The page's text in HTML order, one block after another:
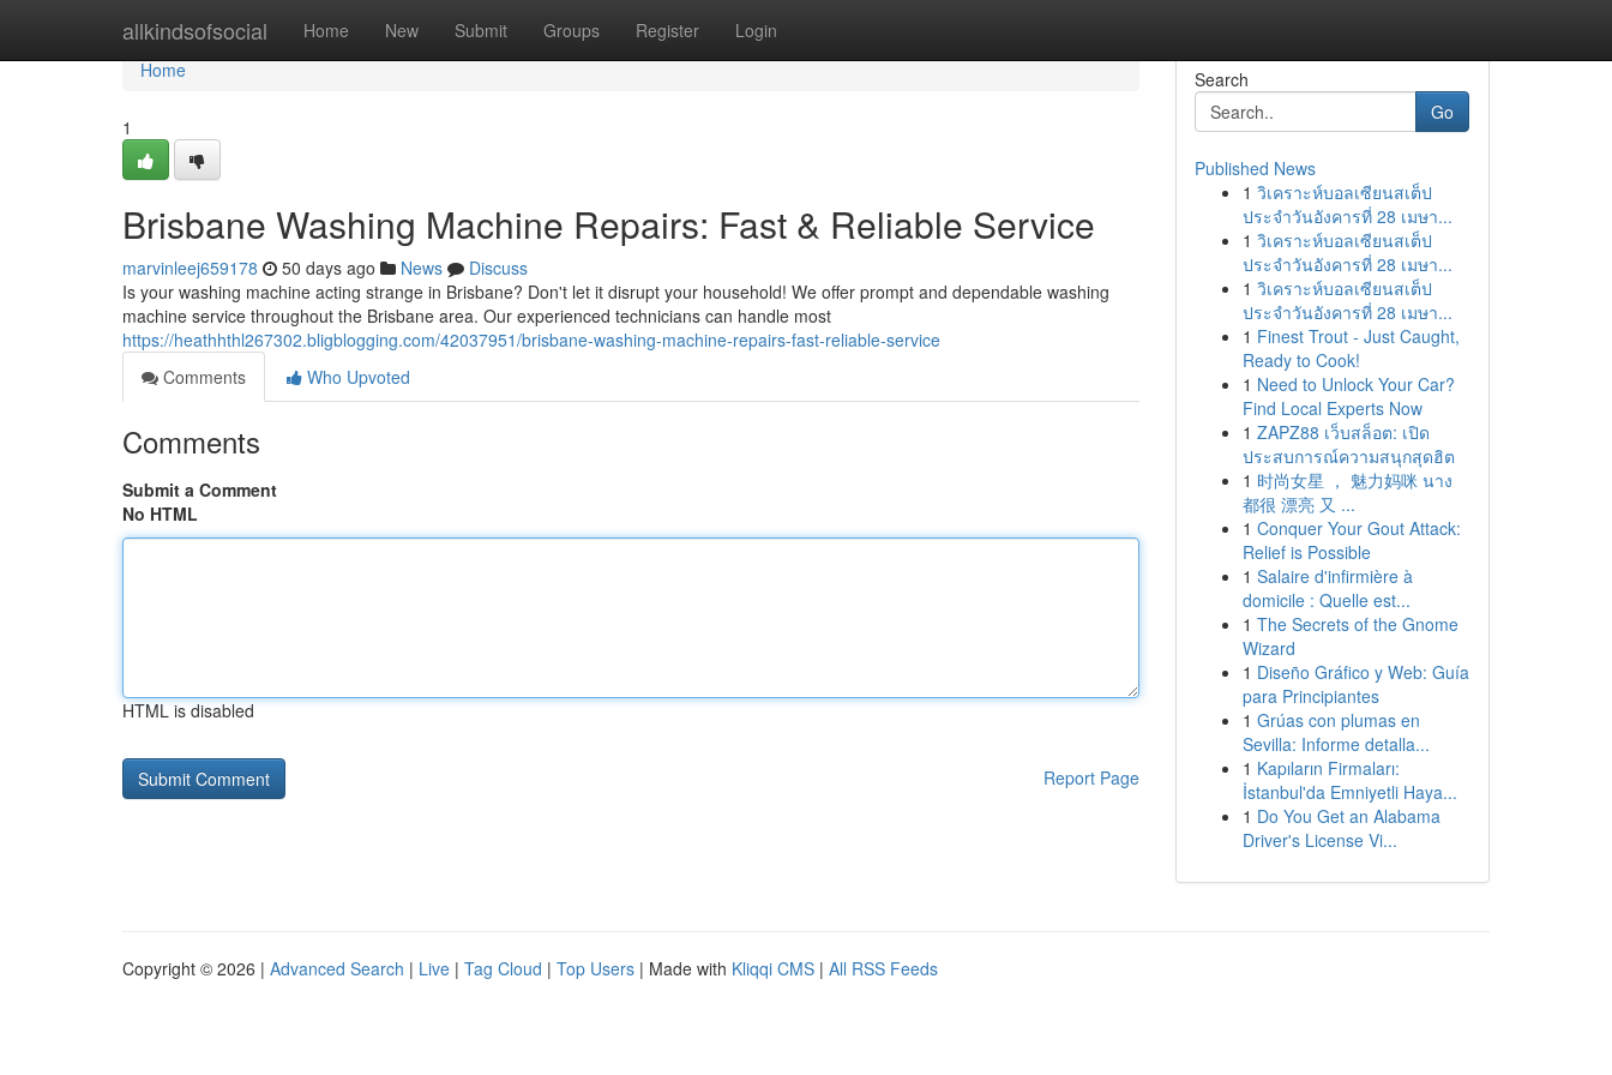
allkindsofsocial Home New Submit Groups Register Login
Home
Home
1
Brisbane Washing Machine Repairs: Fast & Reliable Service
marvinleej659178 50 days ago News
Discuss
Is your washing machine acting strange in Brisbane? Don't let it disrupt your household! We offer prompt and dependable washing
machine service throughout the Brisbane area. Our experienced technicians can handle most
https://heathhthl267302.bligblogging.com/42037951/brisbane-washing-machine-repairs-fast-reliable-service
Comments
Who Upvoted
Comments
Submit a Comment
No HTML
HTML is disabled
Report Page
Search
Go
Published News
1 วิเคราะห์บอลเซียนสเต็ป
ประจำวันอังคารที่ 28 เมษา...
1 วิเคราะห์บอลเซียนสเต็ป
ประจำวันอังคารที่ 28 เมษา...
1 วิเคราะห์บอลเซียนสเต็ป
ประจำวันอังคารที่ 28 เมษา...
1 Finest Trout - Just Caught,
Ready to Cook!
1 Need to Unlock Your Car?
Find Local Experts Now
1 ZAPZ88 เว็บสล็อต: เปิด
ประสบการณ์ความสนุกสุดฮิต
1 时尚女星 ， 魅力妈咪 นาง
都很 漂亮 又 ...
1 Conquer Your Gout Attack:
Relief is Possible
1 Salaire d'infirmière à
domicile : Quelle est...
1 The Secrets of the Gnome
Wizard
1 Diseño Gráfico y Web: Guía
para Principiantes
1 Grúas con plumas en
Sevilla: Informe detalla...
1 Kapıların Firmaları:
İstanbul'da Emniyetli Haya...
1 Do You Get an Alabama
Driver's License Vi...
Copyright © 2026 | Advanced Search | Live | Tag Cloud | Top Users | Made with Kliqqi CMS | All RSS Feeds